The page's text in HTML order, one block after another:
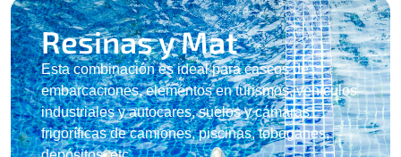
Resinas y Mat​
Esta combinación es ideal para cascos de
embarcaciones, elementos en turismos, vehículos
industriales y autocares, suelos y cámaras
frigoríficas de camiones, piscinas, toboganes,